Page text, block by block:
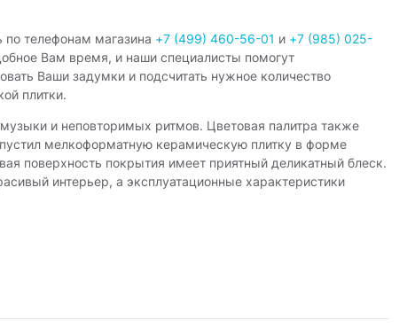
по телефонам магазина +7 (499) 460-56-01 и +7 (985) 025-
Вам время, и наши специалисты помогут
Ваши задумки и подсчитать нужное количество
плитки.
и неповторимых ритмов. Цветовая палитра также
мелкоформатную керамическую плитку в форме
поверхность покрытия имеет приятный деликатный блеск.
интерьер, а эксплуатационные характеристики